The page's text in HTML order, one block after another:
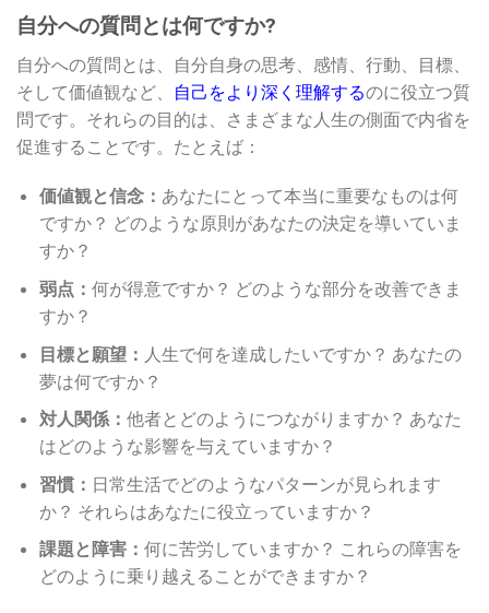
自分への質問とは何ですか?
自分への質問とは、自分自身の思考、感情、行動、目標、
そして価値観など、
自己をより深く理解するのに役立つ質
問です。それらの目的は、さまざまな人生の側面で内省を
促進することです。たとえば：
価値観と信念： あなたにとって本当に重要なものは何
ですか？ どのような原則があなたの決定を導いていま
すか？
弱点： 何が得意ですか？ どのような部分を改善できま
すか？
目標と願望： 人生で何を達成したいですか？ あなたの
夢は何ですか？
対人関係： 他者とどのようにつながりますか？ あなた
はどのような影響を与えていますか？
習慣： 日常生活でどのようなパターンが見られます
か？ それらはあなたに役立っていますか？
課題と障害： 何に苦労していますか？ これらの障害を
どのように乗り越えることができますか？